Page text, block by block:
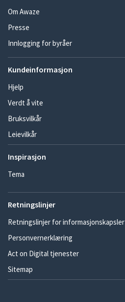
Om Awaze
Presse
Innlogging for byråer
Kundeinformasjon
Hjelp
Verdt å vite
Bruksvilkår
Leievilkår
Inspirasjon
Tema
Retningslinjer
Retningslinjer for informasjonskapsler
Personvernerklæring
Act on Digital tjenester
Sitemap